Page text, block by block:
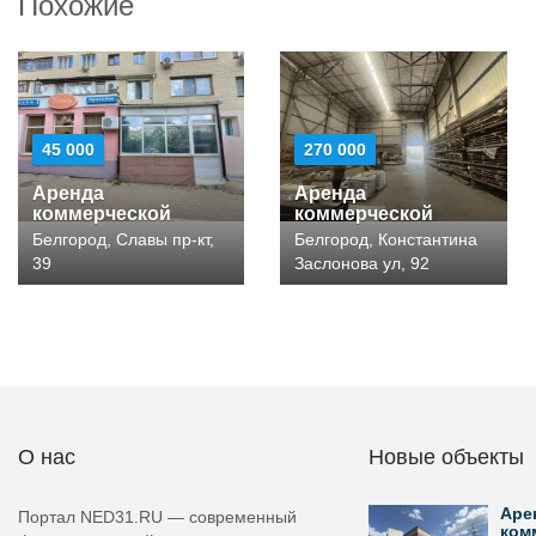
45 000
Аренда
коммерческой
Белгород, Славы пр-кт,
39
270 000
Аренда
коммерческой
Белгород, Константина
Заслонова ул, 92
О нас
Портал NED31.RU — современный
Новые объекты